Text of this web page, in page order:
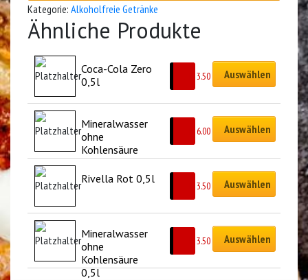
Kategorie: Alkoholfreie Getränke
Ähnliche Produkte
Coca-Cola Zero
0,5l
3.50 Auswählen
Mineralwasser
ohne
Kohlensäure
1,5l
6.00 Auswählen
Rivella Rot 0,5l
3.50 Auswählen
Mineralwasser
ohne
Kohlensäure
0,5l
3.50 Auswählen